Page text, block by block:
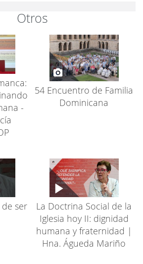
Otros
-
54 Encuentro de Familia
Dominicana
ser
La Doctrina Social de la
Iglesia hoy II: dignidad
humana y fraternidad |
Hna. Águeda Mariño